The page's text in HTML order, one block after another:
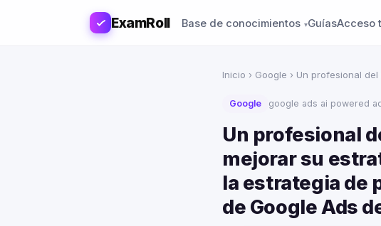
ExamRoll Base de conocimientos GuíasAcceso
Inicio › Google › Un profesional
Google google ads ai powered
Un profesional
mejorar su
la estrategia de
de Google Ads